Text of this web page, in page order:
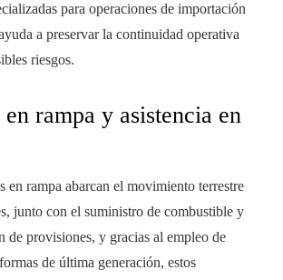
para operaciones de importación
a preservar la continuidad operativa
riesgos.
rampa y asistencia en
en rampa abarcan el movimiento terrestre
junto con el suministro de combustible y
de provisiones, y gracias al empleo de
de última generación, estos